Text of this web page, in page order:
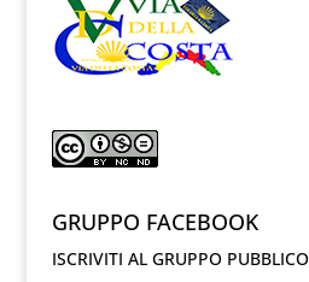
GRUPPO FACEBOOK
ISCRIVITI AL GRUPPO PUBBLICO